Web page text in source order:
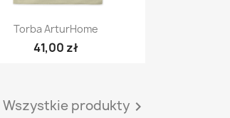
Szybki podgląd
Torba ArturHome
41,00 zł
Wszystkie produkty 